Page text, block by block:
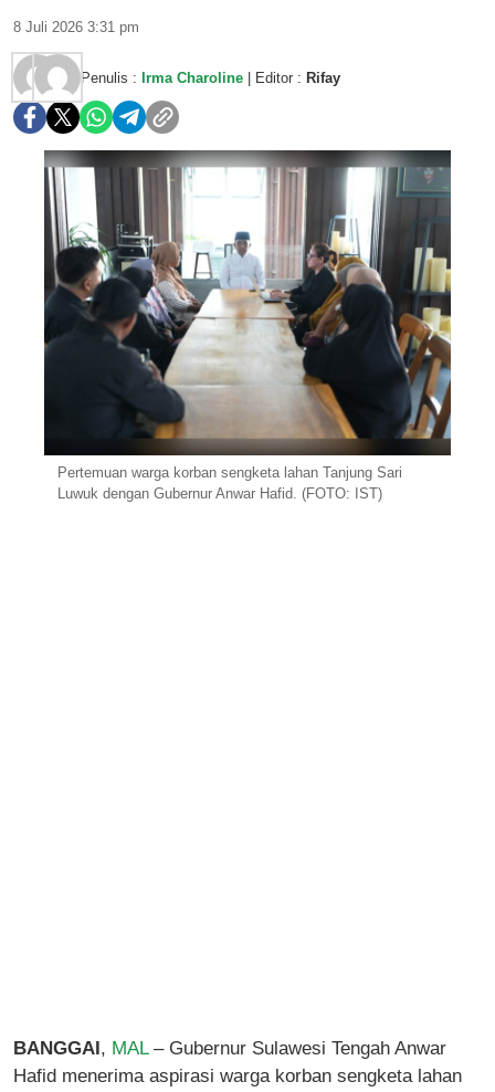
8 Juli 2026 3:31 pm
Penulis : Irma Charoline | Editor : Rifay
Pertemuan warga korban sengketa lahan Tanjung Sari
Luwuk dengan Gubernur Anwar Hafid. (FOTO: IST)
BANGGAI, MAL– Gubernur Sulawesi Tengah Anwar
Hafid menerima aspirasi warga korban sengketa lahan